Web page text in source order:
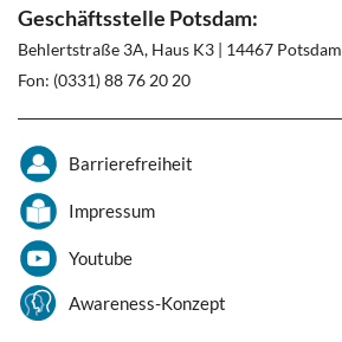
Geschäftsstelle Potsdam:
Behlertstraße 3A, Haus K3 | 14467 Potsdam
Fon: (0331) 88 76 20 20
Barrierefreiheit
Impressum
Youtube
Awareness-Konzept